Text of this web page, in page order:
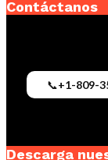
Contáctanos
📞+1-809-
Descarga